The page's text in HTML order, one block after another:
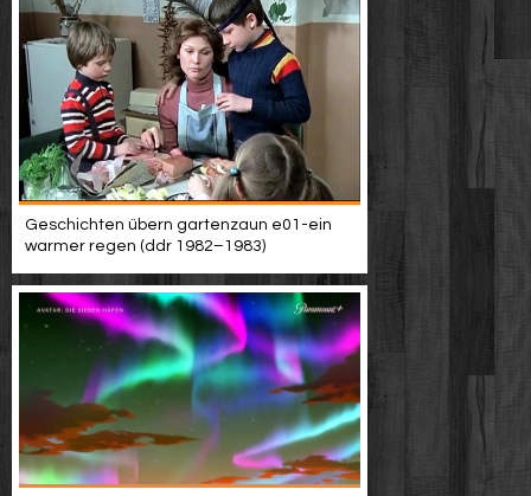
Geschichten übern gartenzaun e01-ein
warmer regen (ddr 1982–1983)